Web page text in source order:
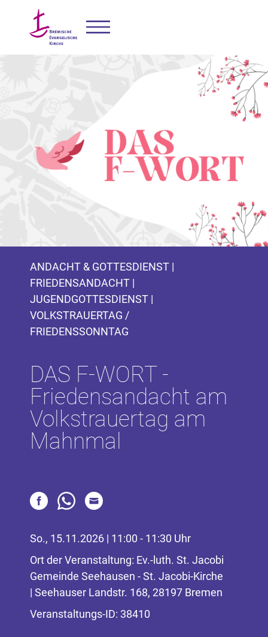
ANDACHT & GOTTESDIENST |
FRIEDENSANDACHT |
JUGENDGOTTESDIENST |
VOLKSTRAUERTAG /
FRIEDENSSONNTAG
DAS F-WORT -
Friedensandacht am
Volkstrauertag am
Mahnmal
So., 15.11.2026 | 11:00 - 11:30 Uhr
Ort der Veranstaltung: Ev.-luth. St. Jacobi
Gemeinde Seehausen - St. Jacobi-Kirche
| Seehauser Landstr. 168, 28197 Bremen
Veranstaltungs-ID: 38410